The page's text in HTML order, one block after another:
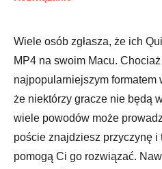
Wiele osób zgłasza, że ich
MP4 na swoim Macu.
najpopularniejszym formatem
że niektórzy gracze nie będą
wiele powodów może
poście znajdziesz przyczynę i
pomogą Ci go rozwiązać.